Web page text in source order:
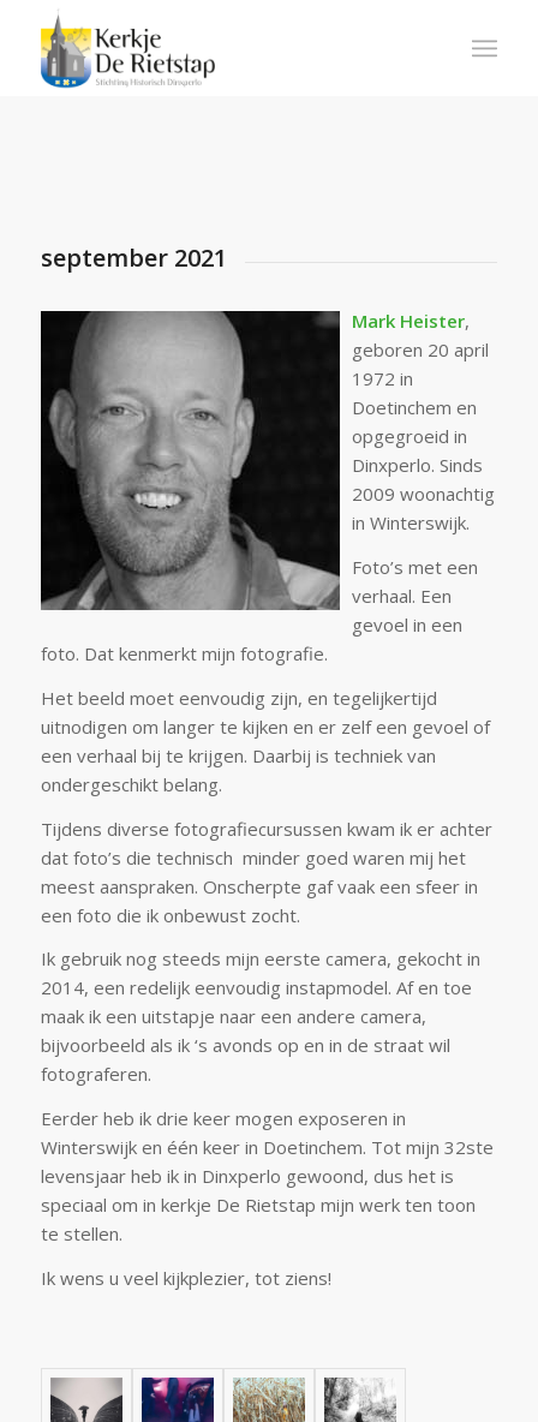
september 2021
Mark Heister,
geboren 20 april
1972 in
Doetinchem en
opgegroeid in
Dinxperlo. Sinds
2009 woonachtig
in Winterswijk.
Foto’s met een
verhaal. Een
gevoel in een
foto. Dat kenmerkt mijn fotografie.
Het beeld moet eenvoudig zijn, en tegelijkertijd
uitnodigen om langer te kijken en er zelf een gevoel of
een verhaal bij te krijgen. Daarbij is techniek van
ondergeschikt belang.
Tijdens diverse fotografiecursussen kwam ik er achter
dat foto’s die technisch minder goed waren mij het
meest aanspraken. Onscherpte gaf vaak een sfeer in
een foto die ik onbewust zocht.
Ik gebruik nog steeds mijn eerste camera, gekocht in
2014, een redelijk eenvoudig instapmodel. Af en toe
maak ik een uitstapje naar een andere camera,
bijvoorbeeld als ik ‘s avonds op en in de straat wil
fotograferen.
Eerder heb ik drie keer mogen exposeren in
Winterswijk en één keer in Doetinchem. Tot mijn 32ste
levensjaar heb ik in Dinxperlo gewoond, dus het is
speciaal om in kerkje De Rietstap mijn werk ten toon
te stellen.
Ik wens u veel kijkplezier, tot ziens!